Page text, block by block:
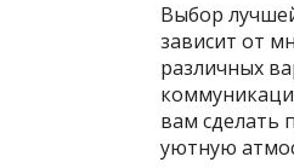
Выбор
зависит от
различных
вам сделать
уютную